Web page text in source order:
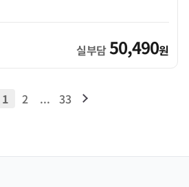
실부담50,490원
1 2 ... 33